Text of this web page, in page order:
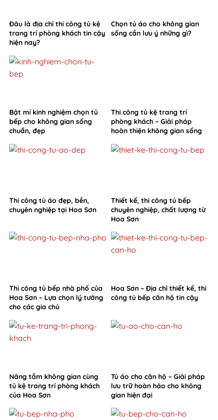
Đâu là địa chỉ thi công tủ kệ
trang trí phòng khách tin cậy
hiện nay?
Chọn tủ áo cho không gian
sống cần lưu ý những gì?
Bật mí kinh nghiệm chọn tủ
bếp cho không gian sống
chuẩn, đẹp
Thi công tủ kệ trang trí
phòng khách – Giải pháp
hoàn thiện không gian sống
Thi công tủ áo đẹp, bền,
chuyên nghiệp tại Hoa Sơn
Thiết kế, thi công tủ bếp
chuyên nghiệp, chất lượng từ
Hoa Sơn
Thi công tủ bếp nhà phố của
Hoa Sơn – Lựa chọn lý tưởng
cho các gia chủ
Hoa Sơn – Địa chỉ thiết kế, thi
công tủ bếp căn hộ tin cậy
Nâng tầm không gian cùng
tủ kệ trang trí phòng khách
của Hoa Sơn
Tủ áo cho căn hộ – Giải pháp
lưu trữ hoàn hảo cho không
gian hiện đại